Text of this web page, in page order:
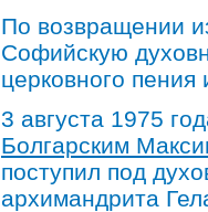
По возвращении
Софийскую
церковного пения
3 августа 1975
Болгарским
поступил под
архимандрита